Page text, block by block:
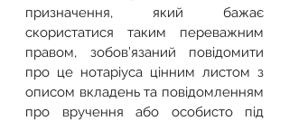
призначення, який бажає
скористатися таким переважним
правом, зобов’язаний повідомити
про це нотаріуса цінним листом з
описом вкладень та повідомленням
про вручення або особисто під